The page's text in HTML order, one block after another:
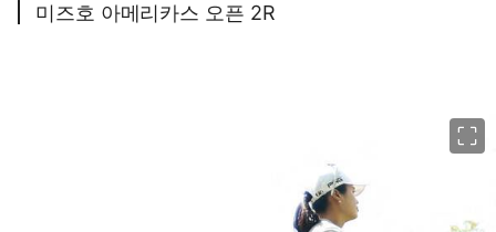
미즈호 아메리카스 오픈 2R